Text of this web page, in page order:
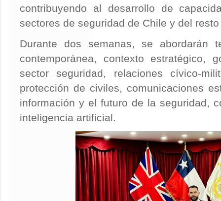
contribuyendo al desarrollo de
sectores de seguridad de Chile y del
Durante dos semanas, se abordarán
contemporánea, contexto estratégico,
sector seguridad, relaciones cívico-
protección de civiles, comunicaciones
información y el futuro de la seguridad,
inteligencia artificial.